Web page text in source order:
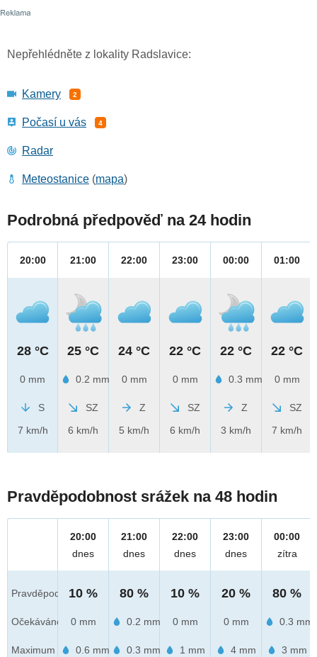
Nepřehlédněte z lokality Radslavice:
Kamery 2
Počasí u vás 4
Radar
Meteostanice (mapa)
Podrobná předpověď na 24 hodin
20:00
28 °C
0 mm
S
7 km/h
21:00
25 °C
0.2 mm
SZ
6 km/h
22:00
24 °C
0 mm
Z
5 km/h
23:00
22 °C
0 mm
SZ
6 km/h
00:00
22 °C
0.3 mm
Z
3 km/h
01:00
22 °C
0 mm
SZ
7 km/h
Pravděpodobnost srážek na 48 hodin
Pravděpod.
Očekáváno
Maximum
20:00
dnes
10 %
0 mm
0.6 mm
21:00
dnes
80 %
0.2 mm
0.3 mm
22:00
dnes
10 %
0 mm
1 mm
23:00
dnes
20 %
0 mm
4 mm
00:00
zítra
80 %
0.3 mm
3 mm